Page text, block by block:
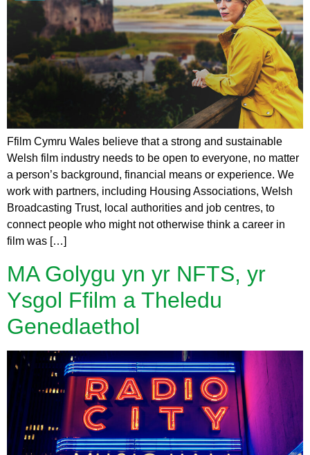
Ffilm Cymru Wales believe that a strong and sustainable
Welsh film industry needs to be open to everyone, no matter
a person’s background, financial means or experience. We
work with partners, including Housing Associations, Welsh
Broadcasting Trust, local authorities and job centres, to
connect people who might not otherwise think a career in
film was […]
MA Golygu yn yr NFTS, yr
Ysgol Ffilm a Theledu
Genedlaethol